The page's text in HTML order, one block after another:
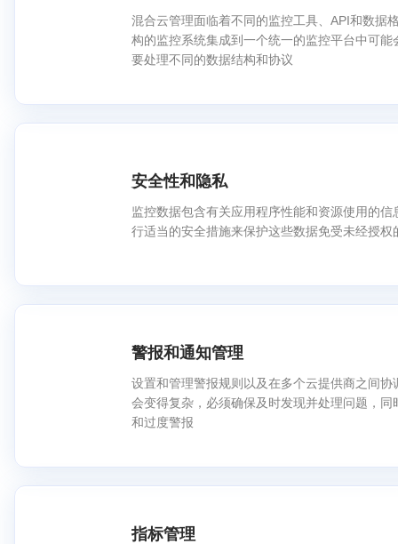
混合云管理面临着不同的监控工具、API和数据
构的监控系统集成到一个统一的监控平台中可能
要处理不同的数据结构和协议
安全性和隐私
监控数据包含有关应用程序性能和资源使用的信
行适当的安全措施来保护这些数据免受未经授权
警报和通知管理
设置和管理警报规则以及在多个云提供商之间协
会变得复杂，必须确保及时发现并处理问题，同
和过度警报
指标管理